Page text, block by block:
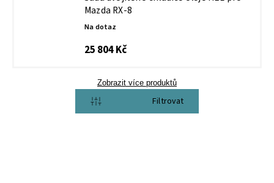
Mazda RX-8
Na dotaz
25 804 Kč
Zobrazit více produktů
Otevřít filtr